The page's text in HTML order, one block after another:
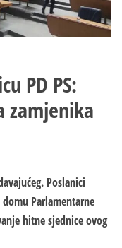
PD PS:
zamjenika
Poslanici
Parlamentarne
hitne sjednice ovog